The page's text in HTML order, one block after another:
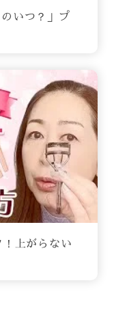
いつ？」プ
上がらない